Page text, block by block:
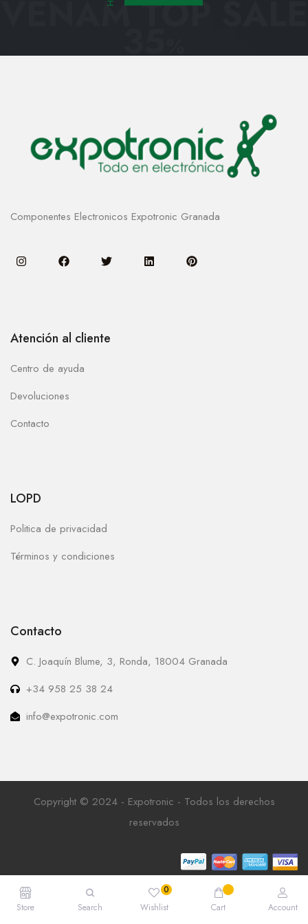
VENAM TOP SALE
35
Componentes Electronicos Expotronic Granada
Atención al cliente
Centro de ayuda
Devoluciones
Contacto
LOPD
Politica de privacidad
Términos y condiciones
Contacto
C. Joaquín Blume, 3, Ronda, 18004 Granada
+34 958 25 38 24
info@expotronic.com
Copyright © 2024 - Expotronic - Todos los derechos
reservados
Store Search Wishlist Cart Account